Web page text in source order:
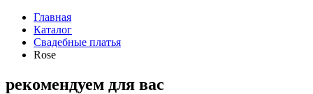
Главная
Каталог
Свадебные платья
Rose
рекомендуем для вас